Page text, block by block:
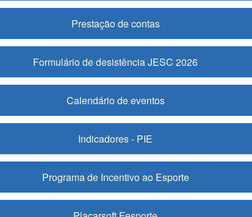
Prestação de contas
Formulário de desistência JESC 2026
Calendário de eventos
Indicadores - PIE
Programa de Incentivo ao Esporte